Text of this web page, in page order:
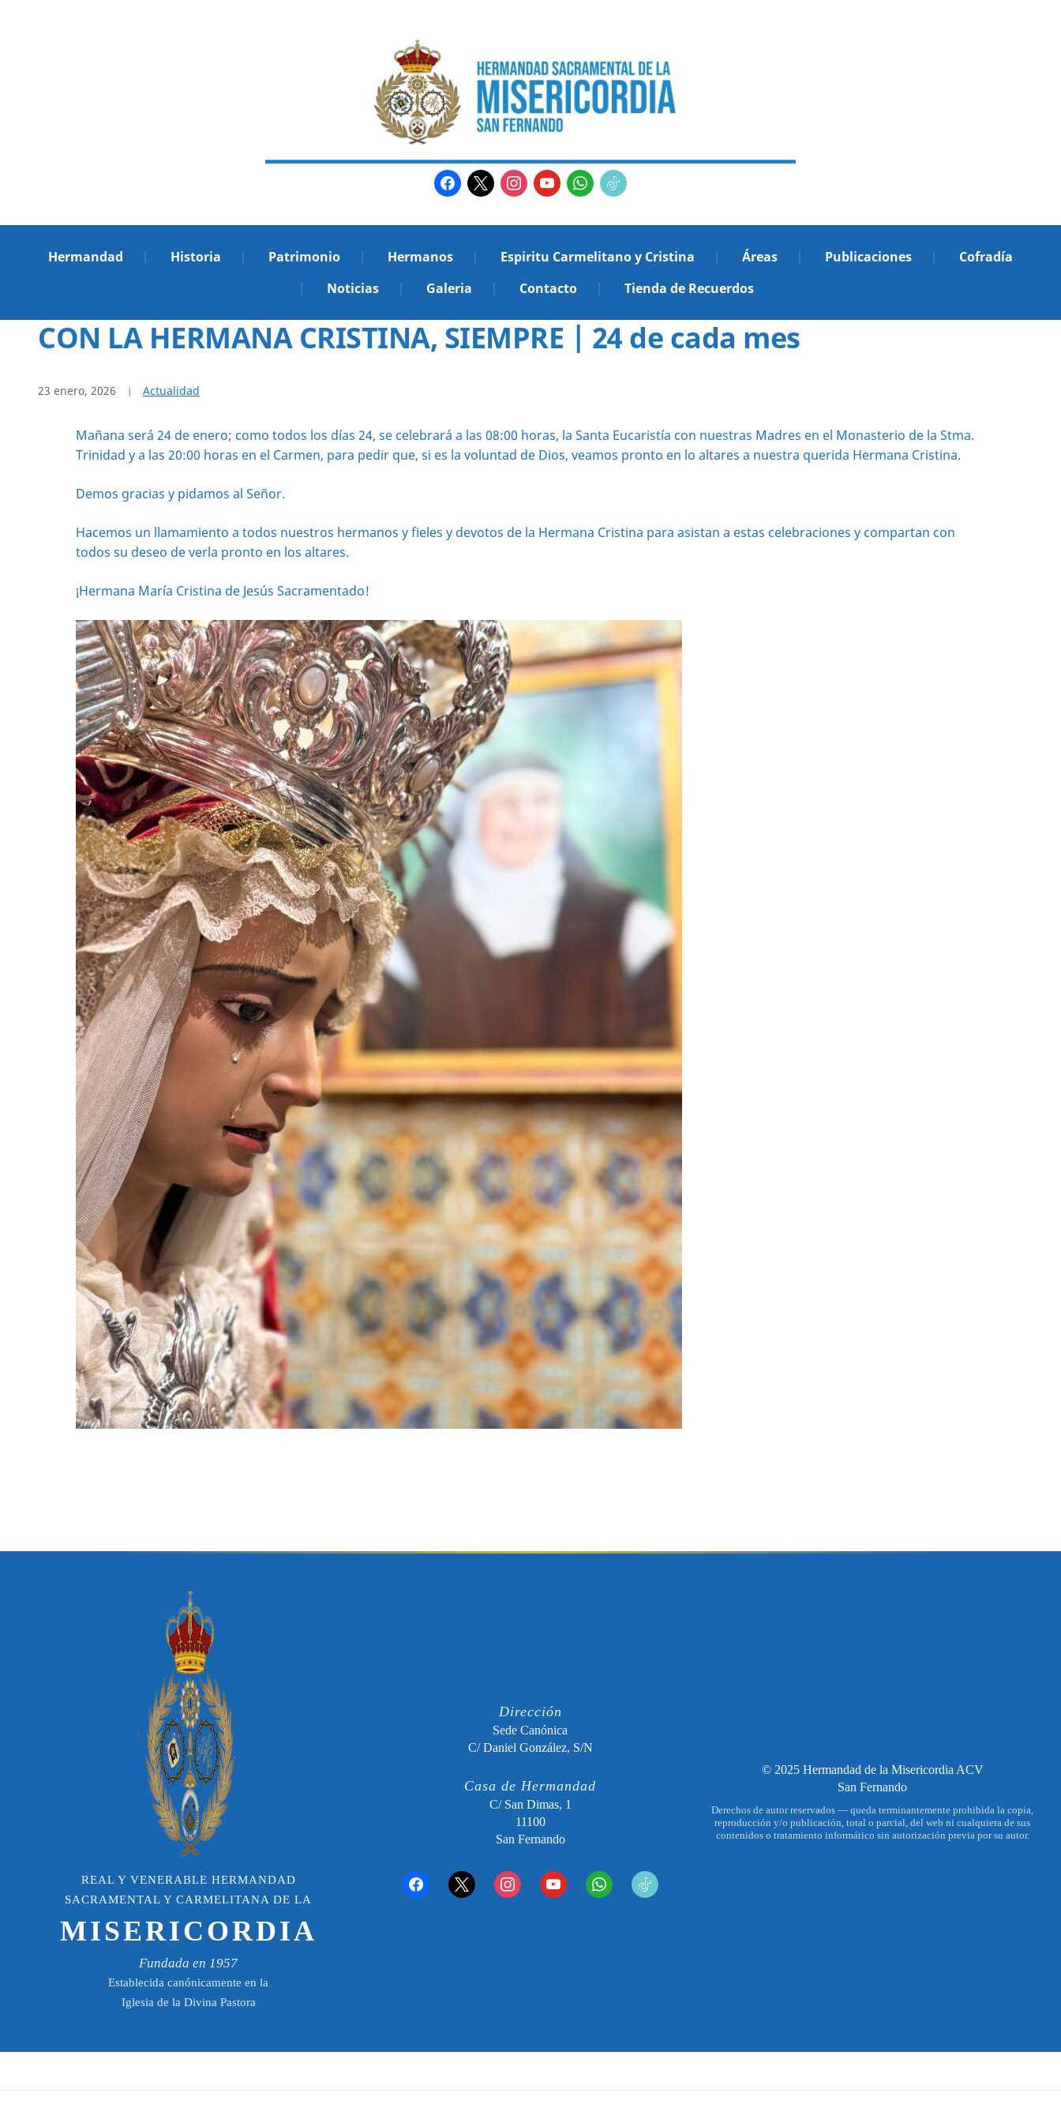
facebook
x instagram
youtubewhatsapp
tiktok2
Hermandad Historia Patrimonio Hermanos Espiritu Carmelitano y Cristina Áreas Publicaciones
Cofradía
Noticias
Galeria Contacto Tienda de Recuerdos
CON LA HERMANA CRISTINA, SIEMPRE | 24 de cada mes
23 enero, 2026 Actualidad
Mañana será 24 de enero; como todos los días 24, se celebrará a las 08:00 horas, la Santa Eucaristía con nuestras Madres en el Monasterio de la Stma.
Trinidad y a las 20:00 horas en el Carmen, para pedir que, si es la voluntad de Dios, veamos pronto en lo altares a nuestra querida Hermana Cristina.
Demos gracias y pidamos al Señor.
Hacemos un llamamiento a todos nuestros hermanos y fieles y devotos de la Hermana Cristina para asistan a estas celebraciones y compartan con
todos su deseo de verla pronto en los altares.
¡Hermana María Cristina de Jesús Sacramentado!
REAL Y VENERABLE HERMANDAD
SACRAMENTAL Y CARMELITANA DE LA
MISERICORDIA
Fundada en 1957
Establecida canónicamente en la
Iglesia de la Divina Pastora
Dirección
Sede Canónica
C/ Daniel González, S/N
Casa de Hermandad
C/ San Dimas, 1
11100
San Fernando
facebook x instagramyoutube whatsapp tiktok2
© 2025 Hermandad de la Misericordia ACV
San Fernando
Derechos de autor reservados — queda terminantemente prohibida la copia,
reproducción y/o publicación, total o parcial, del web ni cualquiera de sus
contenidos o tratamiento informático sin autorización previa por su autor.